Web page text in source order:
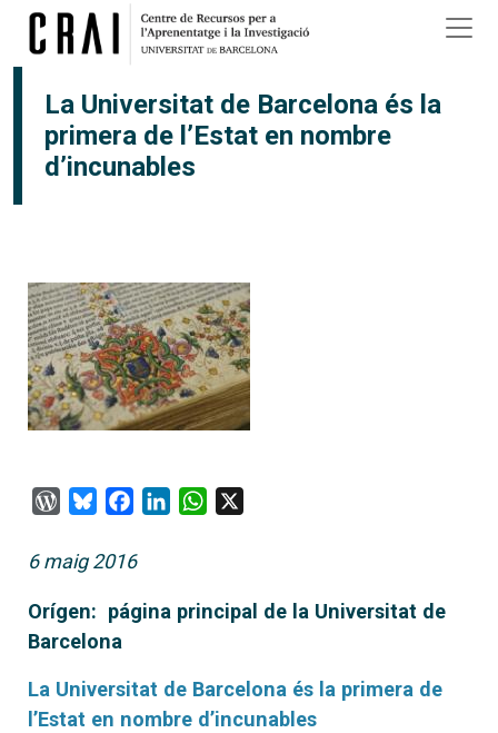
Vés al contingut
La Universitat de Barcelona és la
primera de l’Estat en nombre
d’incunables
WordPress
BlueskyFacebook
LinkedInWhatsApp
6 maig 2016
Orígen: página principal de la Universitat de
Barcelona
La Universitat de Barcelona és la primera de
l’Estat en nombre d’incunables